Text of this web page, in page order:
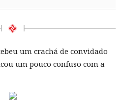
um crachá de convidado
um pouco confuso com a